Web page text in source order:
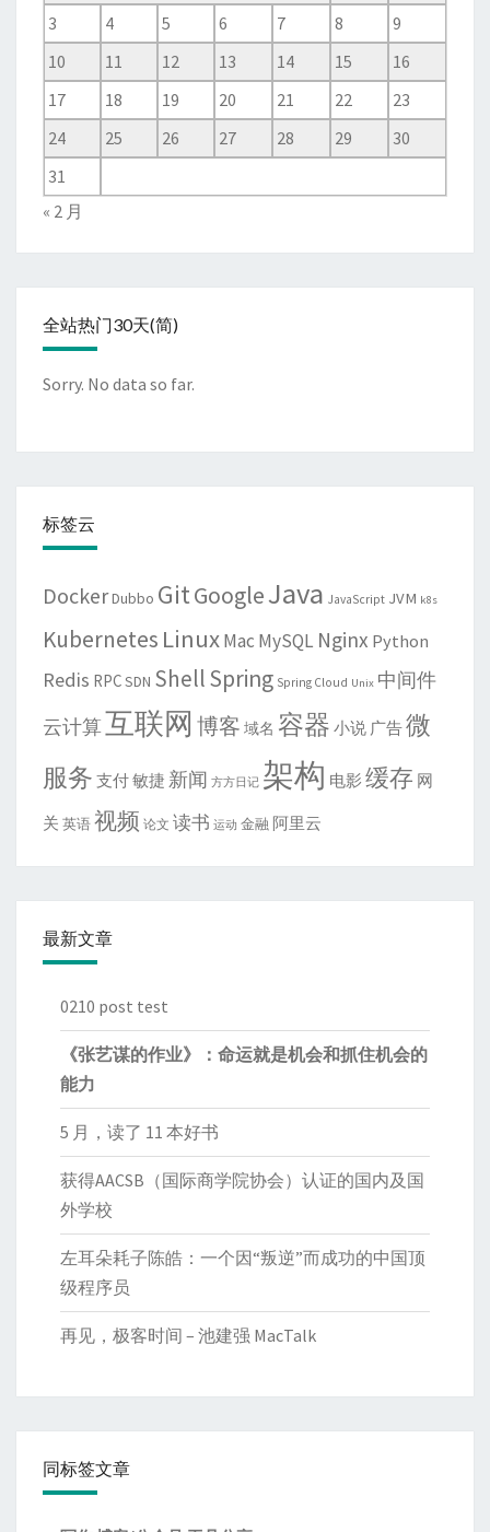
3 4 5 6 7 8
9
10
11 12 13 14 15
16
17
18 19 20 21 22
23
24
25 26 27 28 29
30
31
« 2 月
全站热门30天(简)
Sorry. No data so far.
标签云
DockerDubbo GitGoogleJava JavaScript JVM k8s
Kubernetes LinuxMac MySQL Nginx Python
Redis RPCSDN ShellSpring Spring Cloud Unix 中间件
云计算互联网 博客 域名 容器 小说 广告微
服务 支付敏捷 新闻 方方日记 架构 电影 缓存 网
关 英语视频 论文 读书 运动 金融 阿里云
最新文章
0210 post test
《张艺谋的作业》：命运就是机会和抓住机会的
能力
5 月，读了 11 本好书
获得AACSB（国际商学院协会）认证的国内及国
外学校
左耳朵耗子陈皓：一个因“叛逆”而成功的中国顶
级程序员
再见，极客时间 – 池建强 MacTalk
同标签文章